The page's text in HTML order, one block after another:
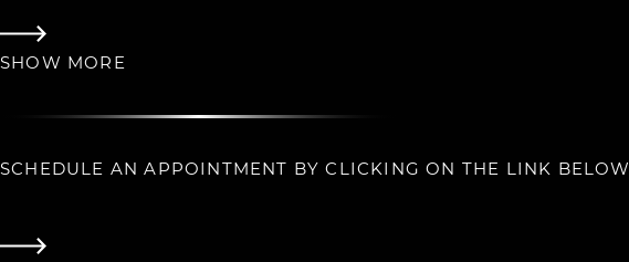
SHOW MORE
SCHEDULE AN APPOINTMENT BY CLICKING ON THE LINK BELOW